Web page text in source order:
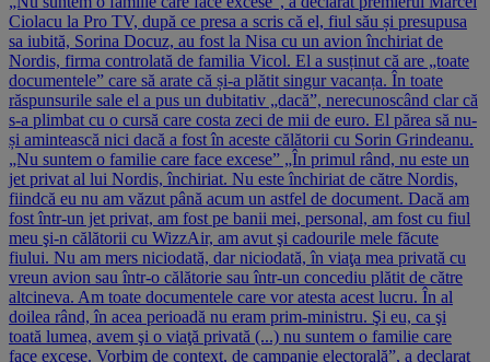
Ciolacu la Pro TV, după ce presa a scris că el, fiul său și presupusa
sa iubită, Sorina Docuz, au fost la Nisa cu un avion închiriat de
Nordis, firma controlată de familia Vicol. El a susținut că are „toate
documentele” care să arate că și-a plătit singur vacanța. În toate
răspunsurile sale el a pus un dubitativ „dacă”, nerecunoscând clar că
s-a plimbat cu o cursă care costa zeci de mii de euro. El părea să nu-
și amintească nici dacă a fost în aceste călătorii cu Sorin Grindeanu.
„Nu suntem o familie care face excese” „În primul rând, nu este un
jet privat al lui Nordis, închiriat. Nu este închiriat de către Nordis,
fiindcă eu nu am văzut până acum un astfel de document. Dacă am
fost într-un jet privat, am fost pe banii mei, personal, am fost cu fiul
meu şi-n călătorii cu WizzAir, am avut şi cadourile mele făcute
fiului. Nu am mers niciodată, dar niciodată, în viaţa mea privată cu
vreun avion sau într-o călătorie sau într-un concediu plătit de către
altcineva. Am toate documentele care vor atesta acest lucru. În al
doilea rând, în acea perioadă nu eram prim-ministru. Şi eu, ca şi
toată lumea, avem şi o viaţă privată (...) nu suntem o familie care
face excese. Vorbim de context, de campanie electorală”, a declarat